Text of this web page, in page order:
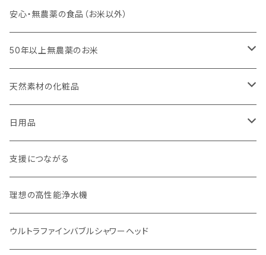
キッチンスポンジ・キッチンブラシ
びわこ・和太布（日本独自の方法で織られた木綿の布巾）
weck（ドイツ生まれのガラス容器）
パーツ
スタッシャー（シリコンの保存容器）
お弁当箱
無塗装カトラリー
マイボトル
安心・無農薬の食品（お米以外）
50年以上無農薬のお米
玄米（定期便）
白米（定期便）
分づき米（定期便）
玄米（1回購入）
白米（1回購入）
天然素材の化粧品
日焼け止め
ヘアケア
スキンケア
リップバーム
日用品
国産シャンプーバー・コンディショナーバー
オーラルケア
生分解性ソープ類・せっけん
支援につながる
理想の高性能浄水機
ウルトラファインバブルシャワーヘッド